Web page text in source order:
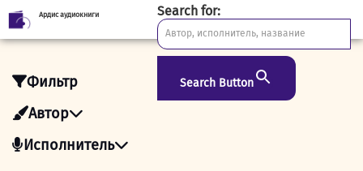
Skip
to
Ардис аудиокниги Search for:
Search Button
Фильтр
Автор
Исполнитель